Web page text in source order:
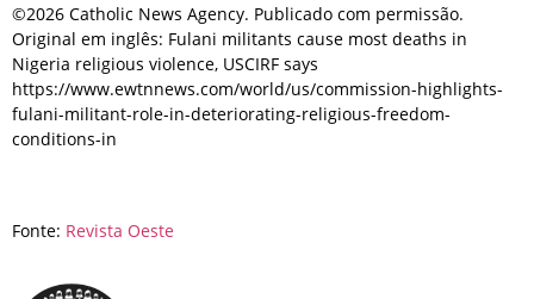
©2026 Catholic News Agency. Publicado com permissão.
Original em inglês: Fulani militants cause most deaths in
Nigeria religious violence, USCIRF says
https://www.ewtnnews.com/world/us/commission-highlights-
fulani-militant-role-in-deteriorating-religious-freedom-
conditions-in
Fonte: Revista Oeste